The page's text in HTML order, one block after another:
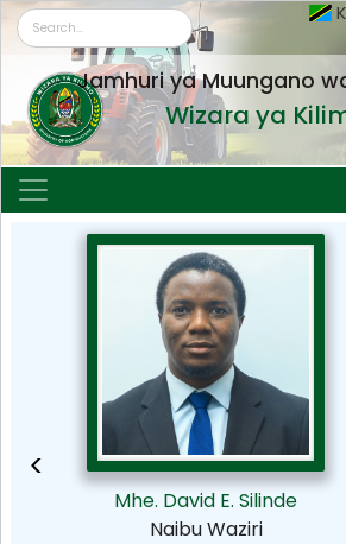
Jamhuri ya Muungano
Wizara ya
Mhe. David E. Silinde
Naibu Waziri
<